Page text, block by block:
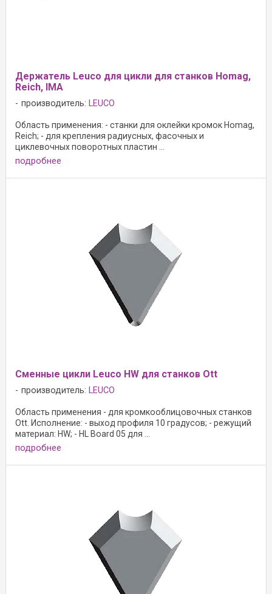
Держатель Leuco для цикли для станков Homag,
Reich, IMA
производитель: LEUCO
Область применения: - станки для оклейки кромок Homag,
Reich; - для крепления радиусных, фасочных и
циклевочных поворотных пластин ...
подробнее
Сменные цикли Leuco HW для станков Ott
производитель: LEUCO
Область применения - для кромкооблицовочных станков
Ott. Исполнение: - выход профиля 10 градусов; - режущий
материал: HW; - HL Board 05 для ...
подробнее